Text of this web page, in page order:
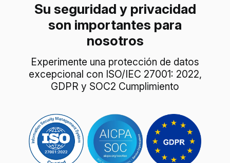
Su seguridad y privacidad
son importantes para
nosotros
Experimente una protección de datos
excepcional con ISO/IEC 27001: 2022,
GDPR y SOC2 Cumplimiento